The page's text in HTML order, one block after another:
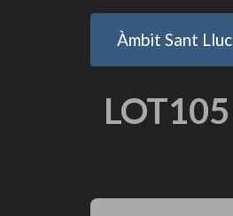
Àmbit Sant Lluc
Main
navigation
User
account
Usuari
anonim
LOT105